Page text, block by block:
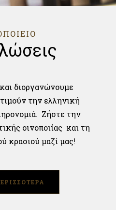
διοργανώνουμε
την ελληνική
Ζήστε την
οινοποιίας και τη
κρασιού μαζί μας!